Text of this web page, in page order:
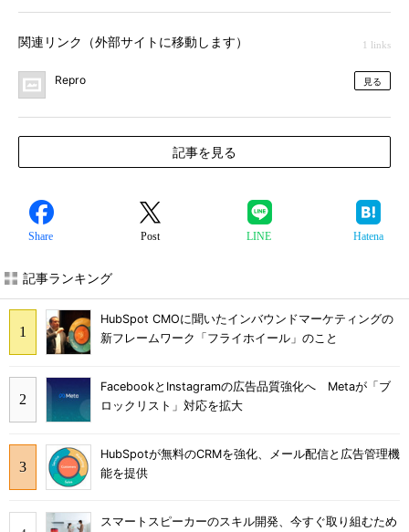
関連リンク（外部サイトに移動します） 1 links
Repro 見る
記事を見る
Share Post LINE Hatena
記事ランキング
HubSpot CMOに聞いたインバウンドマーケティングの
新フレームワーク「フライホイール」のこと
FacebookとInstagramの広告品質強化へ Metaが「ブ
ロックリスト」対応を拡大
HubSpotが無料のCRMを強化、メール配信と広告管理機
能を提供
スマートスピーカーのスキル開発、今すぐ取り組むため